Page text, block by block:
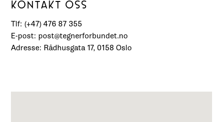
KONTAKT OSS
Tlf: (+47) 476 87 355
E-post: post@tegnerforbundet.no
Adresse: Rådhusgata 17, 0158 Oslo